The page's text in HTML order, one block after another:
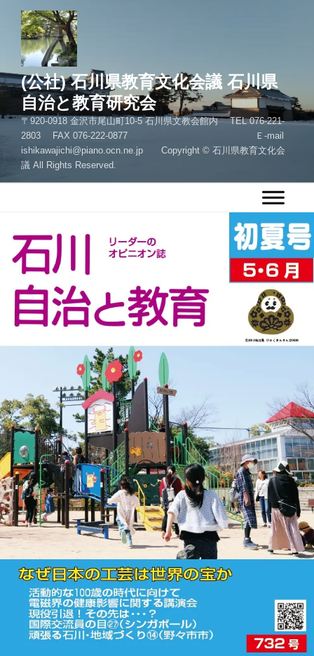
ツ
へ
(公社) 石川県教育文化会議 石川県
自治と教育研究会
〒920-0918 金沢市尾山町10-5 石川県文教会館内 TEL 076-221-
2803 FAX 076-222-0877 Ｅ-mail
ishikawajichi@piano.ocn.ne.jp Copyright © 石川県教育文化会
議 All Rights Reserved.